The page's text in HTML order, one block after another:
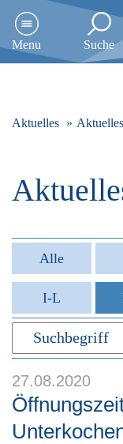
r
e
h
p
Menu Suche
Aktuelles Aktuelles
Alle
I-L
27.08.2020